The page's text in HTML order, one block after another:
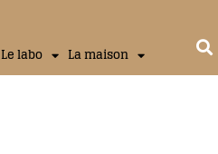
Le labo La maison